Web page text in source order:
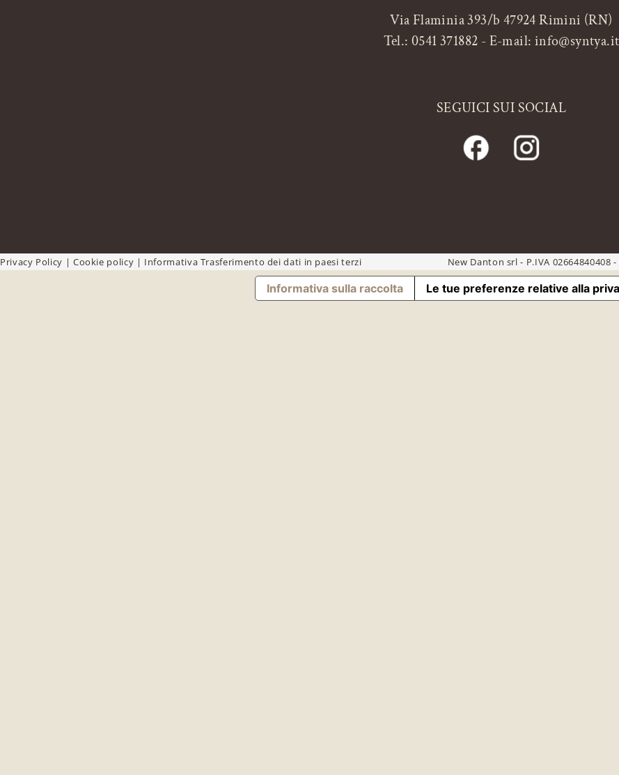
Via Flaminia 393/b 47924 Rimini (RN)
Tel.: 0541 371882 - E-mail: info@syntya.it
SEGUICI SUI SOCIAL
Privacy Policy | Cookie policy | Informativa Trasferimento dei dati in paesi terzi New Danton srl - P.IVA
Informativa sulla raccolta Le tue preferenze relative alla